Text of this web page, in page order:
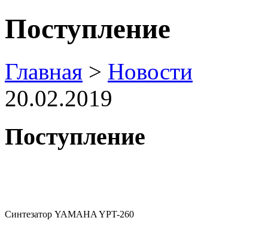
Поступление
Главная > Новости
20.02.2019
Поступление
Синтезатор YAMAHA YPT-260